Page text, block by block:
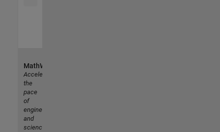
MathWorks
Accelerating
the
pace
of
engineering
and
science